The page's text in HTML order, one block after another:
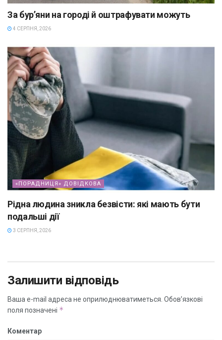
За бур’яни на городі й оштрафувати можуть
4 СЕРПНЯ, 2026
«ПОРАДНИЦЯ» ДОВІДКОВА
Рідна людина зникла безвісти: які мають бути
подальші дії
3 СЕРПНЯ, 2026
Залишити відповідь
Ваша e-mail адреса не оприлюднюватиметься. Обов’язкові
поля позначені *
Коментар